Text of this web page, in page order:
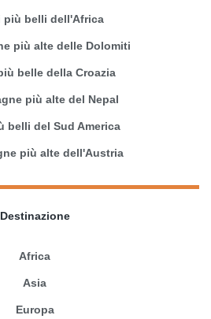
più belli dell'Africa
più alte delle Dolomiti
belle della Croazia
più alte del Nepal
belli del Sud America
più alte dell'Austria
Destinazione
Africa
Asia
Europa